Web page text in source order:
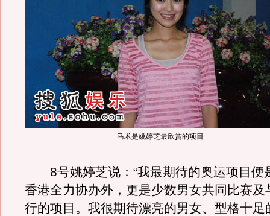
马术是姚婷芝最欣赏的项目
8号姚婷芝说：“我最期待的奥运项目便
香港全力协办外，更是少数男女共同比赛及
行的项目。我很期待漂亮的男女、型格十足